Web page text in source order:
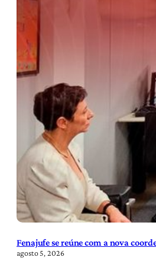
Fenajufe se reúne com a nova
agosto 5, 2026